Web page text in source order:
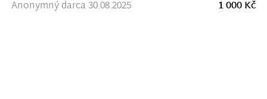
Anonymný darca 30.08.2025 1 000 Kč